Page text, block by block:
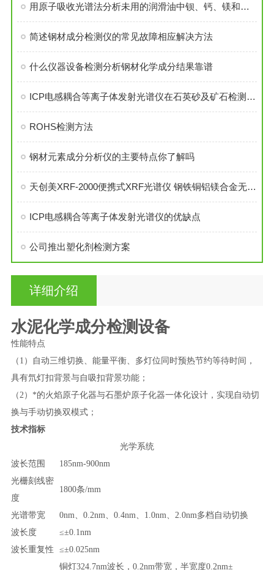
用原子吸收光谱法分析未用的润滑油中钡、钙、镁和锌的试验方法
简述钢材成分检测仪的常见故障相应解决方法
什么仪器设备检测分析钢材化学成分结果靠谱
ICP电感耦合等离子体发射光谱仪在石英砂及矿石检测中的应用解决方案
ROHS检测方法
钢材元素成分分析仪的主要特点你了解吗
天创美XRF-2000便携式XRF光谱仪 钢铁铜铝镁合金无损成分分析仪
ICP电感耦合等离子体发射光谱仪的优缺点
公司推出塑化剂检测方案
详细介绍
水泥化学成分检测设备
性能特点
（1）自动三维切换、能量平衡、多灯位同时预热节约等待时间，
具有氘灯扣背景与自吸扣背景功能；
（2）*的火焰原子化器与石墨炉原子化器一体化设计，实现自动切
换与手动切换双模式；
技术指标
光学系统
波长范围
185nm-900nm
光栅刻线密
度
1800条/mm
光谱带宽
0nm、0.2nm、0.4nm、1.0nm、2.0nm多档自动切换
波长度
≤±0.1nm
波长重复性
≤±0.025nm
铜灯324.7nm波长，0.2nm带宽，半宽度0.2nm±